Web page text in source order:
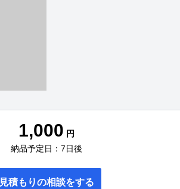
1,000 円
納品予定日：7日後
見積もりの相談をする